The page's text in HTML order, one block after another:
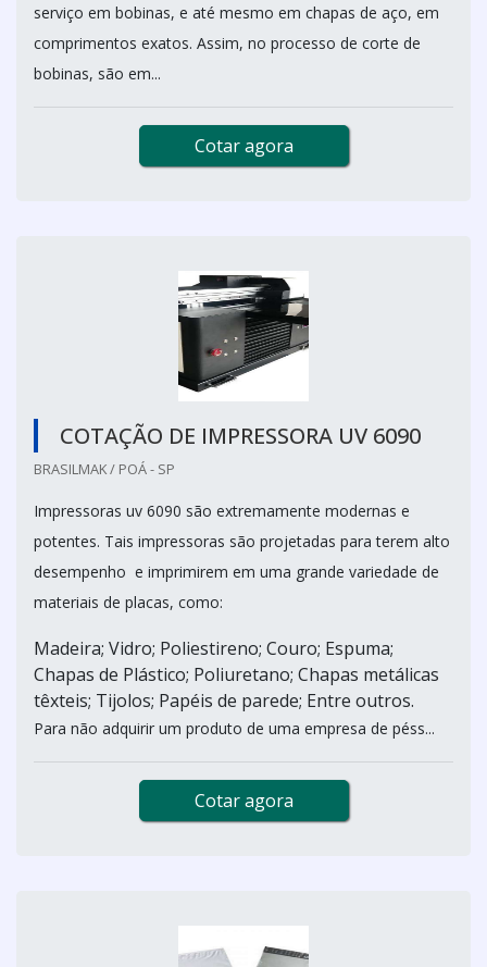
serviço em bobinas, e até mesmo em chapas de aço, em
comprimentos exatos. Assim, no processo de corte de
bobinas, são em...
Cotar agora
COTAÇÃO DE IMPRESSORA UV 6090
BRASILMAK / POÁ - SP
Impressoras uv 6090 são extremamente modernas e
potentes. Tais impressoras são projetadas para terem alto
desempenho e imprimirem em uma grande variedade de
materiais de placas, como:
Madeira; Vidro; Poliestireno; Couro; Espuma;
Chapas de Plástico; Poliuretano; Chapas metálicas
têxteis; Tijolos; Papéis de parede; Entre outros.
Para não adquirir um produto de uma empresa de péss...
Cotar agora